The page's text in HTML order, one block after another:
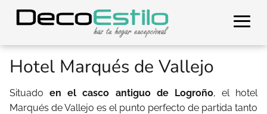
Hotel Marqués de Vallejo
Situadoen el casco antiguo de Logroño, el hotel
Marqués de Vallejo es el punto perfecto de partida tanto